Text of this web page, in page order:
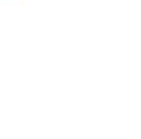
de juegos y